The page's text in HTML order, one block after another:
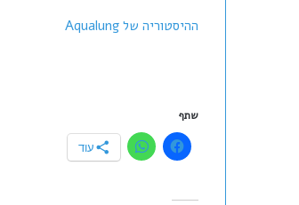
ההיסטוריה של Aqualung
שתף
עוד